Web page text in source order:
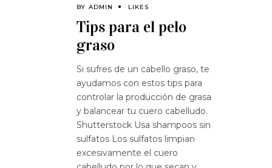
BY ADMIN LIKES
Tips para el pelo
graso
Si sufres de un cabello graso, te
ayudamos con estos tips para
controlar la producción de grasa
y balancear tu cuero cabelludo.
Shutterstock Usa shampoos sin
sulfatos Los sulfatos limpian
excesivamente el cuero